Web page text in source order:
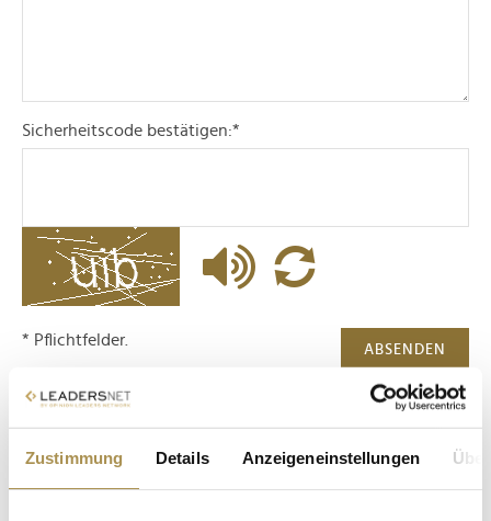
Zustimmung Details Anzeigeneinstellungen
Sicherheitscode bestätigen:*
ABSENDEN
* Pflichtfelder.